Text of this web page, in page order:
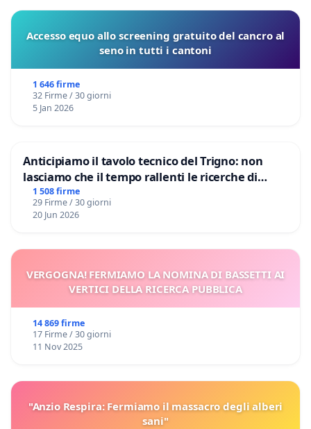
Accesso equo allo screening gratuito del cancro al
seno in tutti i cantoni
1 646 firme
32 Firme / 30 giorni
5 Jan 2026
Anticipiamo il tavolo tecnico del Trigno: non
lasciamo che il tempo rallenti le ricerche di
Domenico Racanati
1 508 firme
29 Firme / 30 giorni
20 Jun 2026
VERGOGNA! FERMIAMO LA NOMINA DI BASSETTI AI
VERTICI DELLA RICERCA PUBBLICA
14 869 firme
17 Firme / 30 giorni
11 Nov 2025
"Anzio Respira: Fermiamo il massacro degli alberi
sani"